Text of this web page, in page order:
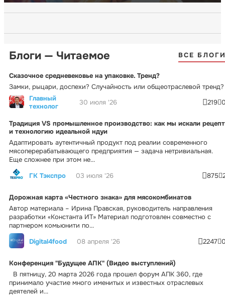
Блоги — Читаемое ВСЕ
Сказочное средневековье на упаковке. Тренд?
Замки, рыцари, доспехи? Случайность или общеотраслевой тренд?
Главный
технолог
30 июля '26 219
Традиция VS промышленное производство: как мы искали рецепт
и технологию идеальной ндуи
Адаптировать аутентичный продукт под реалии современного
мясоперерабатывающего предприятия — задача нетривиальная.
Еще сложнее при этом не...
ГК Тэкспро
03 июля '26 875
Дорожная карта «Честного знака» для мясокомбинатов
Автор материала – Ирина Правская, руководитель направления
разработки «Константа ИТ» Материал подготовлен совместно с
партнером комьюнити по...
Digital4food
08 апреля '26 2247
Конференция "Будущее АПК" (Видео выступлений)
В пятницу, 20 марта 2026 года прошел форум АПК 360, где
принимало участие много именитых и известных отраслевых
деятелей и...